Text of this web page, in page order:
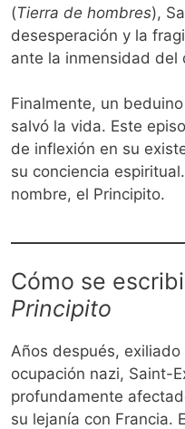
(Tierra de hombres),
desesperación y la
ante la inmensidad del
Finalmente, un
salvó la vida. Este
de inflexión en su
su conciencia
nombre, el Principito.
Cómo se
Principito
Años después,
ocupación nazi, Saint-
profundamente
su lejanía con Francia.